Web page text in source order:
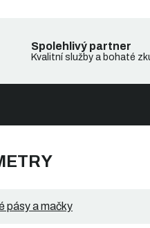
Spolehlivý partner
Kvalitní služby a bohaté
pásy a mačky